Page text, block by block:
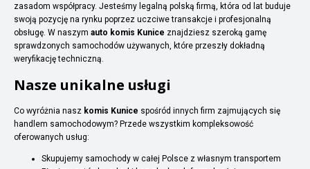
zasadom współpracy. Jesteśmy legalną polską firmą, która od lat buduje
swoją pozycję na rynku poprzez uczciwe transakcje i profesjonalną
obsługę. W naszym auto komis Kunice znajdziesz szeroką gamę
sprawdzonych samochodów używanych, które przeszły dokładną
weryfikację techniczną.
Nasze unikalne usługi
Co wyróżnia nasz komis Kunice spośród innych firm zajmujących się
handlem samochodowym? Przede wszystkim kompleksowość
oferowanych usług:
Skupujemy samochody w całej Polsce z własnym transportem